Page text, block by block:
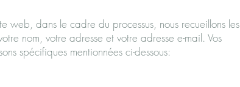
web, dans le cadre du processus, nous recueillons les
nom, votre adresse et votre adresse e-mail. Vos
spécifiques mentionnées ci-dessous: